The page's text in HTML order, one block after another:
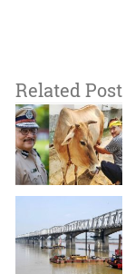
Related Post